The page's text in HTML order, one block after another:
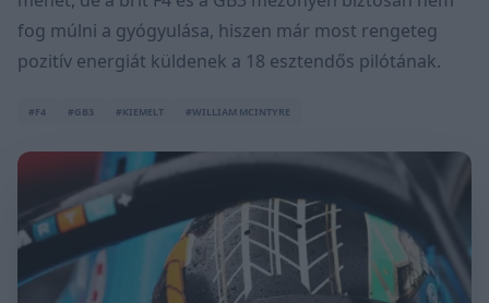
fog múlni a gyógyulása, hiszen már most rengeteg
pozitív energiát küldenek a 18 esztendős pilótának.
#F4 #GB3 #KIEMELT #WILLIAM MCINTYRE